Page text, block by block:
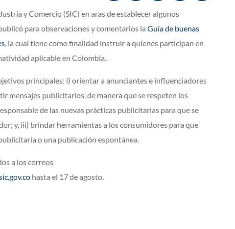
y Comercio (SIC) en aras de establecer algunos
para observaciones y comentarios laGuía de buenas
, la cual tiene como finalidad instruir a quienes participan en
aplicable en Colombia.
principales: i) orientar a anunciantes e influenciadores
mensajes publicitarios, de manera que se respeten los
de las nuevas prácticas publicitarias para que se
y, iii) brindar herramientas a los consumidores para que
o una publicación espontánea.
a los correos
hasta el 17 de agosto.